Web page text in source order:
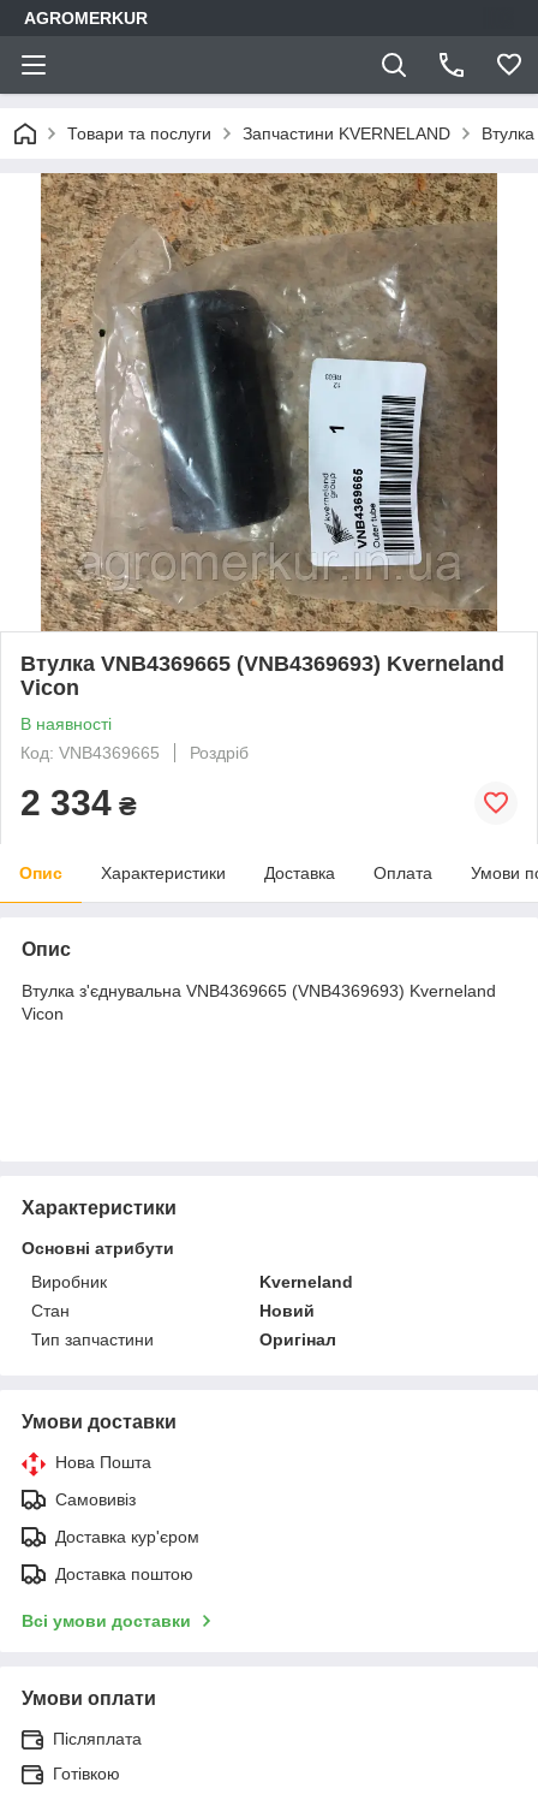
AGROMERKUR
Товари та послуги Запчастини KVERNELAND
Втулка VNB4369665 (VNB4369693) Kverneland
Vicon
В наявності
Код: VNB4369665
Роздріб
2 334 ₴
Опис Характеристики Доставка Оплата Умови
Опис
Втулка з'єднувальна VNB4369665 (VNB4369693) Kverneland
Vicon
Характеристики
Основні атрибути
Виробник
Kverneland
Стан
Новий
Тип запчастини
Оригінал
Умови доставки
Нова Пошта
Самовивіз
Доставка кур'єром
Доставка поштою
Всі умови доставки
Умови оплати
Післяплата
Готівкою